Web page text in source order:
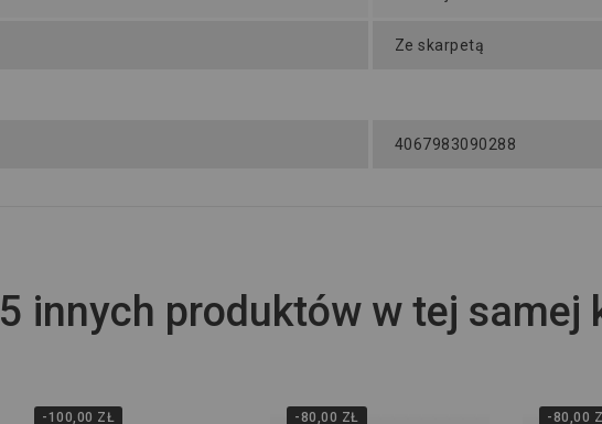
Ze skarpetą
4067983090288
5 innych produktów w tej samej
-100,00 ZŁ -80,00 ZŁ -80,00